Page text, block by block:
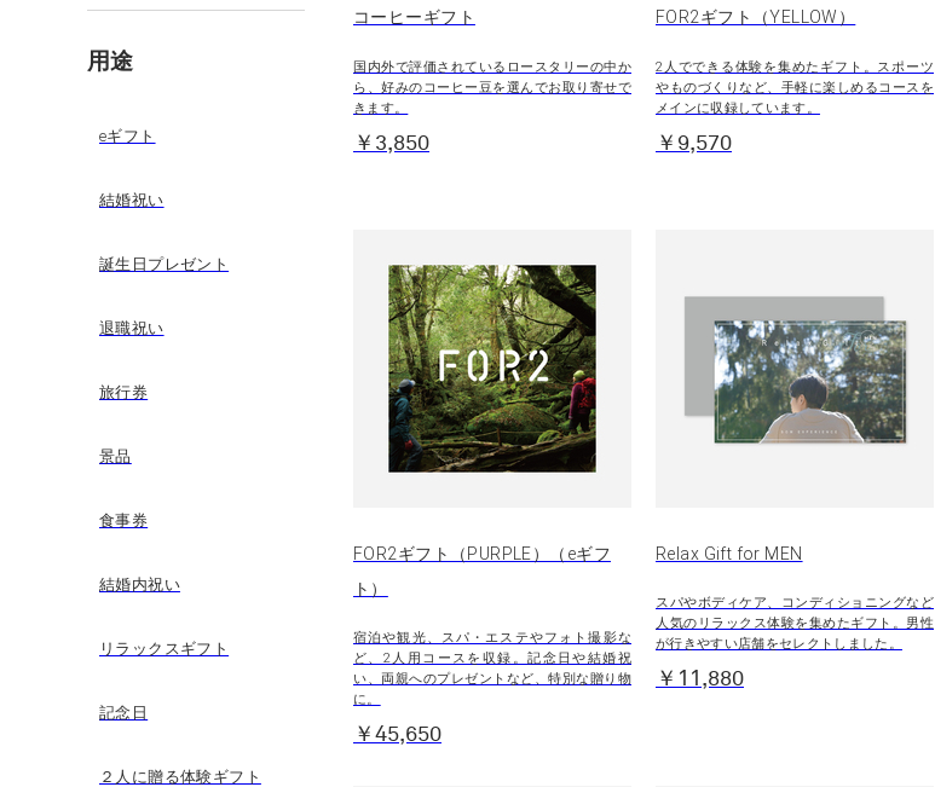
用途
eギフト
結婚祝い
誕生日プレゼント
退職祝い
旅行券
景品
食事券
結婚内祝い
リラックスギフト
記念日
２人に贈る体験ギフト
コーヒーギフト
国内外で評価されているロースタリーの中か
ら、好みのコーヒー豆を選んでお取り寄せで
きます。
￥3,850
FOR2ギフト（YELLOW）
2人でできる体験を集めたギフト。スポーツ
やものづくりなど、手軽に楽しめるコースを
メインに収録しています。
￥9,570
FOR2ギフト（PURPLE）（eギフ
ト）
宿泊や観光、スパ・エステやフォト撮影な
ど、2人用コースを収録。記念日や結婚祝
い、両親へのプレゼントなど、特別な贈り物
に。
￥45,650
Relax Gift for MEN
スパやボディケア、コンディショニングなど
人気のリラックス体験を集めたギフト。男性
が行きやすい店舗をセレクトしました。
￥11,880